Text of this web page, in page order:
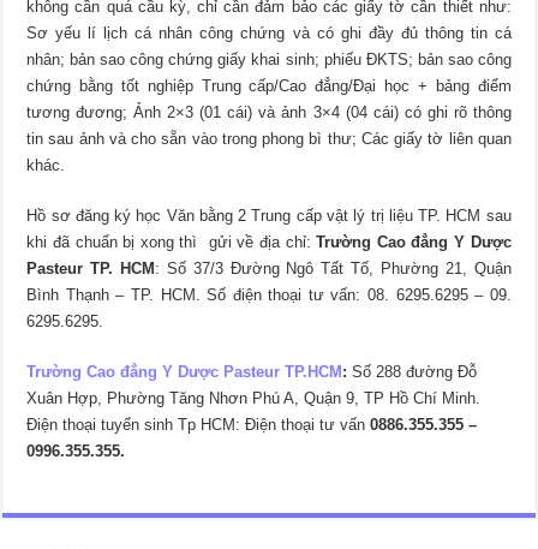
không cần quá cầu kỳ, chỉ cần đảm bảo các giấy tờ cần thiết như:
Sơ yếu lí lịch cá nhân công chứng và có ghi đầy đủ thông tin cá
nhân; bản sao công chứng giấy khai sinh; phiếu ĐKTS; bản sao công
chứng bằng tốt nghiệp Trung cấp/Cao đẳng/Đại học + bảng điểm
tương đương; Ảnh 2×3 (01 cái) và ảnh 3×4 (04 cái) có ghi rõ thông
tin sau ảnh và cho sẵn vào trong phong bì thư; Các giấy tờ liên quan
khác.
Hồ sơ đăng ký học Văn bằng 2 Trung cấp vật lý trị liệu TP. HCM sau
khi đã chuẩn bị xong thì gửi về địa chỉ:Trường Cao đẳng Y Dược
Pasteur TP. HCM : Số 37/3 Đường Ngô Tất Tố, Phường 21, Quận
Bình Thạnh – TP. HCM. Số điện thoại tư vấn: 08. 6295.6295 – 09.
6295.6295.
Trường Cao đẳng Y Dược Pasteur TP.HCM : Số 288 đường Đỗ
Xuân Hợp, Phường Tăng Nhơn Phú A, Quận 9, TP Hồ Chí Minh.
Điện thoại tuyển sinh Tp HCM: Điện thoại tư vấn0886.355.355 –
0996.355.355.